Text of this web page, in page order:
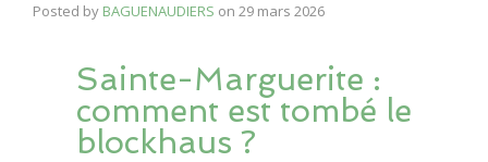
Posted by BAGUENAUDIERS on 29 mars 2026
Sainte-Marguerite :
comment est tombé le
blockhaus ?